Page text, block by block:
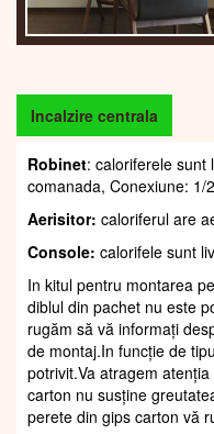
Incalzire centrala
Robinet: caloriferele sunt
comanada, Conexiune: 1/
Aerisitor: caloriferul are
Console: calorifele sunt
In kitul pentru montarea
diblul din pachet nu este
rugăm să vă informați
de montaj.In funcție de
potrivit.Va atragem
carton nu susține
perete din gips carton vă